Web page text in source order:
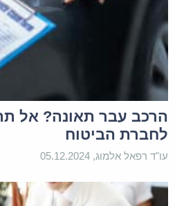
הרכב עבר תאונה? אל
לחברת הביטוח
עו"ד רפאל אלמוג, 05.12.2024